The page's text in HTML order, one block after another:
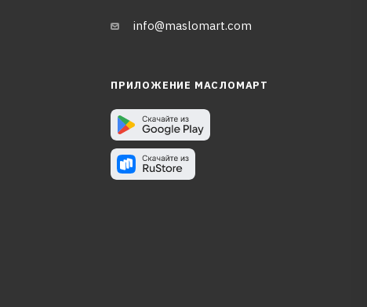
info@maslomart.com
ПРИЛОЖЕНИЕ МАСЛОМАРТ